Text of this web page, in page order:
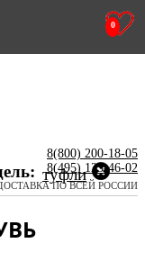
0
8(800) 200-18-05
8(495) 123-46-02
ПО ВСЕЙ РОССИИ
туфли